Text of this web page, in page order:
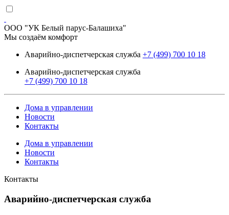
ООО "УК Белый парус-Балашиха"
Мы создаём комфорт
Аварийно-диспетчерская служба +7 (499) 700 10 18
Аварийно-диспетчерская служба
+7 (499) 700 10 18
Дома в управлении
Новости
Контакты
Дома в управлении
Новости
Контакты
Контакты
Аварийно-диспетчерская служба